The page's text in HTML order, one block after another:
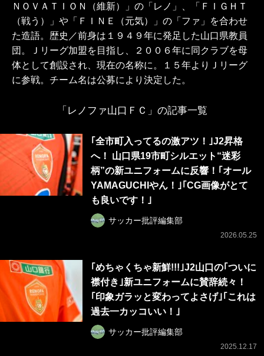
ＮＯＶＡＴＩＯＮ（維新）」の「レノ」、「ＦＩＧＨＴ
（戦う）」や「ＦＩＮＥ（元気）」の「ファ」を合わせ
た造語。歴史／前身は１９４９年に発足した山口県教員
団。Ｊリーグ加盟を目指し、２００６年に同クラブを母
体として創設され、現在の名称に。１５年よりＪリーグ
に参戦。チーム名は公募により決定した。
「レノファ山口ＦＣ」の記事一覧
｢全市町入ってるの激アツ！｣J2昇格
へ！ 山口県19市町シルエット“迷彩
柄”の新ユニフォームに反響！｢オール
YAMAGUCHIやん！｣｢CG画像がとて
も良いです！｣
サッカー批評編集部
2026.05.25
｢めちゃくちゃ新鮮!!!｣J2山口の｢ついに
襟付き｣新ユニフォームに賛辞続々！
｢印象ガラッと変わってよさげ｣｢これは
過去一カッコいい！｣
サッカー批評編集部
2025.12.17